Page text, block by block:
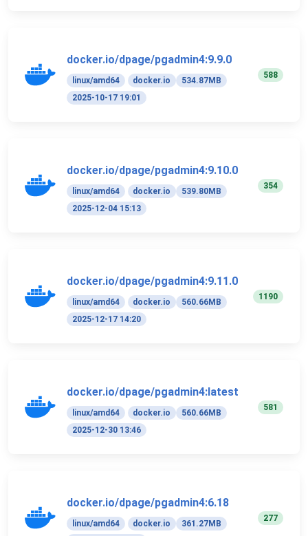
docker.io/dpage/pgadmin4:9.9.0
linux/amd64 docker.io
534.87MB
2025-10-17 19:01
588
docker.io/dpage/pgadmin4:9.10.0
linux/amd64 docker.io
539.80MB
2025-12-04 15:13
354
docker.io/dpage/pgadmin4:9.11.0
linux/amd64 docker.io
560.66MB
2025-12-17 14:20
1190
docker.io/dpage/pgadmin4:latest
linux/amd64 docker.io
560.66MB
2025-12-30 13:46
581
docker.io/dpage/pgadmin4:6.18
linux/amd64 docker.io
361.27MB
277